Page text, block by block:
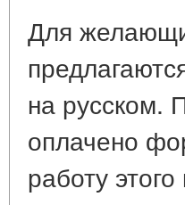
Для
на русском.
оплачено
работу